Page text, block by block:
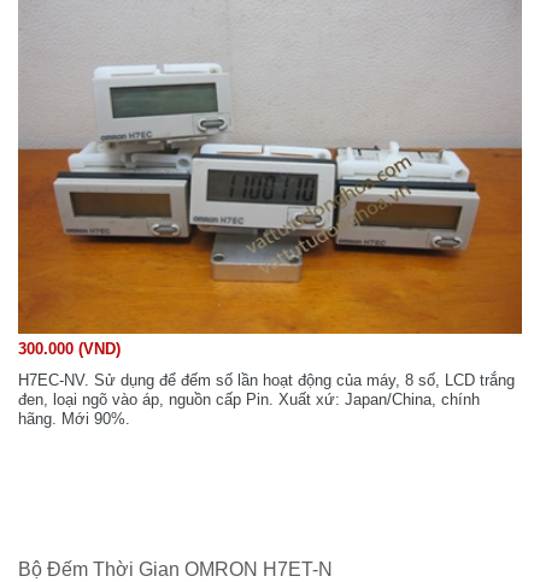
300.000 (VND)
H7EC-NV. Sử dụng để đếm số lần hoạt động của máy, 8 số, LCD trắng
đen, loại ngõ vào áp, nguồn cấp Pin. Xuất xứ: Japan/China, chính
hãng. Mới 90%.
Bộ Đếm Thời Gian OMRON H7ET-N